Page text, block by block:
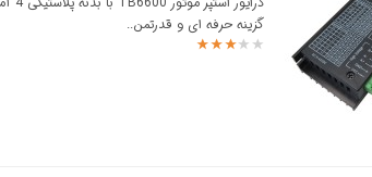
گزینه حرفه ای و قدرتمن..